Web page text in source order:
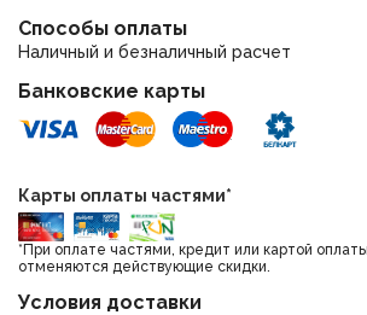
Способы оплаты
Наличный и безналичный расчет
Банковские карты
Карты оплаты частями*
*При оплате частями, кредит или картой
отменяются действующие скидки.
Условия доставки